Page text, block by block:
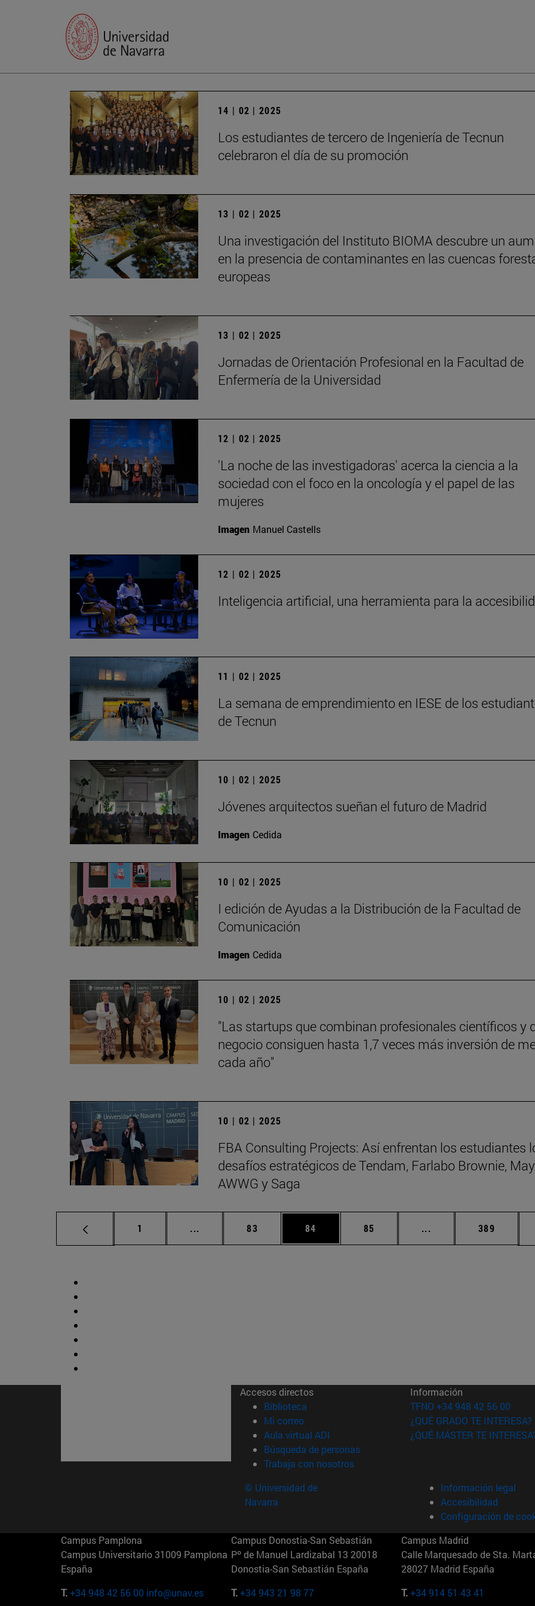
14 | 02 | 2025
Los estudiantes de tercero de Ingeniería de Tecnun
celebraron el día de su promoción
13 | 02 | 2025
Una investigación del Instituto BIOMA descubre un
en la presencia de contaminantes en las cuencas
europeas
13 | 02 | 2025
Jornadas de Orientación Profesional en la Facultad de
Enfermería de la Universidad
12 | 02 | 2025
'La noche de las investigadoras' acerca la ciencia a la
sociedad con el foco en la oncología y el papel de las
mujeres
Imagen Manuel Castells
12 | 02 | 2025
Inteligencia artificial, una herramienta para la
11 | 02 | 2025
La semana de emprendimiento en IESE de los
de Tecnun
10 | 02 | 2025
Jóvenes arquitectos sueñan el futuro de Madrid
Imagen Cedida
10 | 02 | 2025
I edición de Ayudas a la Distribución de la Facultad de
Comunicación
Imagen Cedida
10 | 02 | 2025
"Las startups que combinan profesionales científicos y
negocio consiguen hasta 1,7 veces más inversión de
cada año"
10 | 02 | 2025
FBA Consulting Projects: Así enfrentan los estudiantes
desafíos estratégicos de Tendam, Farlabo Brownie,
AWWG y Saga
Página
1 ... Páginas intermedias Use TAB para desplazarse.
Página
83 Página
84 Página
85 ... Páginas intermedias
Página
389
Accesos directos
Biblioteca (abre en nueva ventana)
Mi correo(abre en nueva ventana)
Aula virtual ADI (abre en nueva ventana)
Búsqueda de personas(abre en nueva ventana)
Trabaja con nosotros(abre en nueva ventana)
Información
TFNO +34 948 42 56 00
¿QUÉ GRADO TE INTERESA?
¿QUÉ MÁSTER TE
© Universidad de
Navarra
Información legal
Accesibilidad
Configuración de
Campus Pamplona
Campus Universitario 31009 Pamplona
España
T.+34 948 42 56 00 info@unav.es
Campus Donostia-San Sebastián
Pº de Manuel Lardizabal 13 20018
Donostia-San Sebastián España
T.+34 943 21 98 77
Campus Madrid
Calle Marquesado de Sta.
28027 Madrid España
T.+34 914 51 43 41